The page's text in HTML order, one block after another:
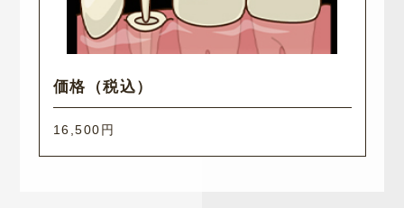
16,500円